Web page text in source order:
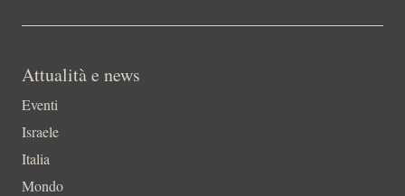
Attualità e news
Eventi
Israele
Italia
Mondo